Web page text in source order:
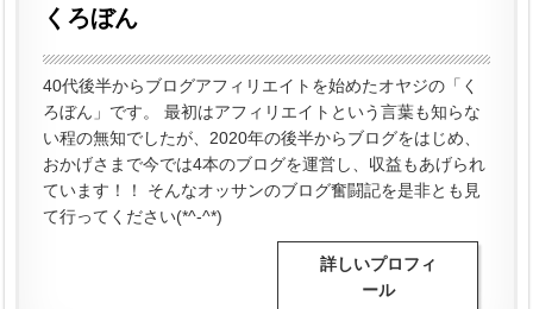
くろぼん
40代後半からブログアフィリエイトを始めたオヤジの「く
ろぼん」です。 最初はアフィリエイトという言葉も知らな
い程の無知でしたが、2020年の後半からブログをはじめ、
おかげさまで今では4本のブログを運営し、収益もあげられ
ています！！ そんなオッサンのブログ奮闘記を是非とも見
て行ってください(*^-^*)
詳しいプロフィ
ール